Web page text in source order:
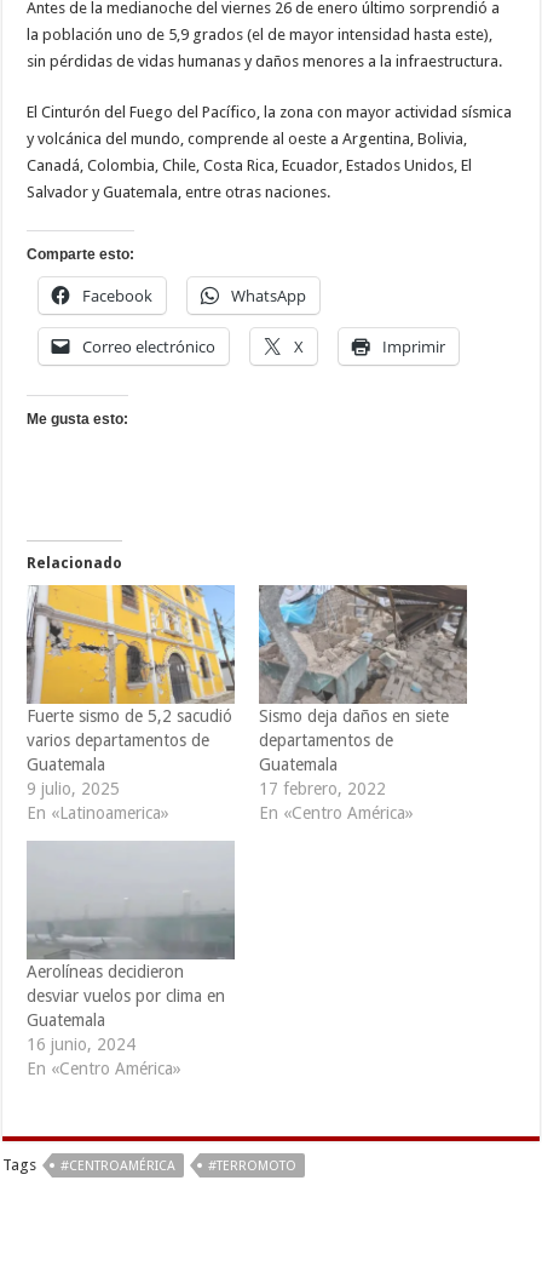
Antes de la medianoche del viernes 26 de enero último sorprendió a
la población uno de 5,9 grados (el de mayor intensidad hasta este),
sin pérdidas de vidas humanas y daños menores a la infraestructura.
El Cinturón del Fuego del Pacífico, la zona con mayor actividad sísmica
y volcánica del mundo, comprende al oeste a Argentina, Bolivia,
Canadá, Colombia, Chile, Costa Rica, Ecuador, Estados Unidos, El
Salvador y Guatemala, entre otras naciones.
Comparte esto:
Facebook WhatsApp
Correo electrónico X Imprimir
Me gusta esto:
Relacionado
Fuerte sismo de 5,2 sacudió
varios departamentos de
Guatemala
9 julio, 2025
En «Latinoamerica»
Sismo deja daños en siete
departamentos de
Guatemala
17 febrero, 2022
En «Centro América»
Aerolíneas decidieron
desviar vuelos por clima en
Guatemala
16 junio, 2024
En «Centro América»
Tags #CENTROAMÉRICA #TERROMOTO